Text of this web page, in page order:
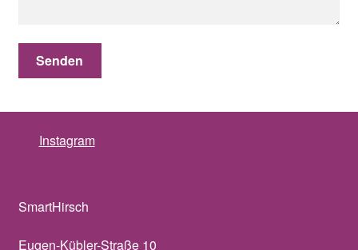
Instagram
SmartHirsch
Eugen-Kübler-Straße 10